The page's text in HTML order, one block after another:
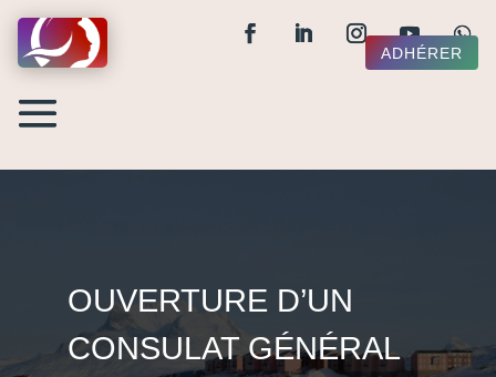
ADHÉRER
OUVERTURE D’UN
CONSULAT GÉNÉRAL